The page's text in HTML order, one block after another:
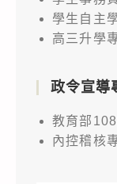
學生自主
高三升學
政令宣導
教育部
內控稽核